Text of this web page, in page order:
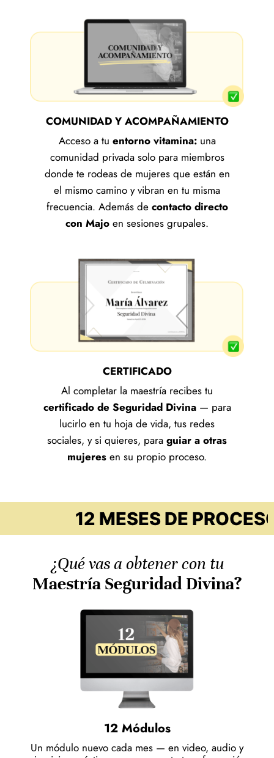
COMUNIDAD Y ACOMPAÑAMIENTO
Acceso a tu entorno vitamina:una
comunidad privada solo para miembros
donde te rodeas de mujeres que están en
el mismo camino y vibran en tu misma
frecuencia. Además de contacto directo
con Majo en sesiones grupales.
CERTIFICADO
Al completar la maestría recibes tu
certificado de Seguridad Divina— para
lucirlo en tu hoja de vida, tus redes
sociales, y si quieres, para guiar a otras
mujeres en su propio proceso.
12 MESES DE PROCESO
¿Qué vas a obtener con tu
Maestría Seguridad Divina?
12 Módulos
Un módulo nuevo cada mes — en video, audio y